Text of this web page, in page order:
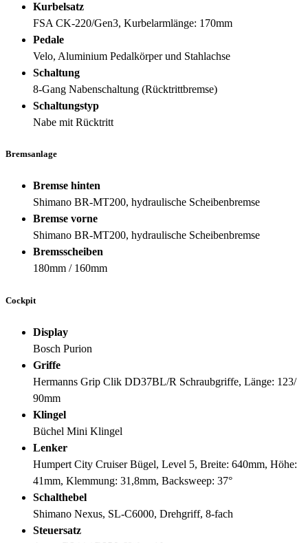
Kurbelsatz
FSA CK-220/Gen3, Kurbelarmlänge: 170mm
Pedale
Velo, Aluminium Pedalkörper und Stahlachse
Schaltung
8-Gang Nabenschaltung (Rücktrittbremse)
Schaltungstyp
Nabe mit Rücktritt
Bremsanlage
Bremse hinten
Shimano BR-MT200, hydraulische Scheibenbremse
Bremse vorne
Shimano BR-MT200, hydraulische Scheibenbremse
Bremsscheiben
180mm / 160mm
Cockpit
Display
Bosch Purion
Griffe
Hermanns Grip Clik DD37BL/R Schraubgriffe, Länge: 123/
90mm
Klingel
Büchel Mini Klingel
Lenker
Humpert City Cruiser Bügel, Level 5, Breite: 640mm, Höhe:
41mm, Klemmung: 31,8mm, Backsweep: 37°
Schalthebel
Shimano Nexus, SL-C6000, Drehgriff, 8-fach
Steuersatz